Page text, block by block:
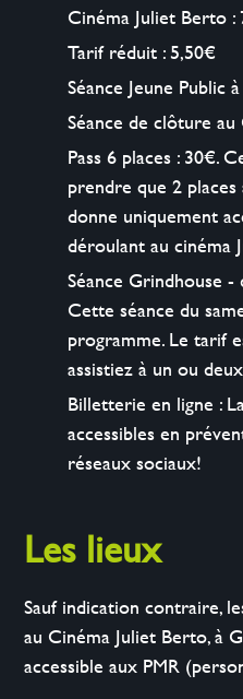
Cinéma Juliet Berto :
Tarif réduit : 5,50€
Séance Jeune Public
Séance de clôture
Pass 6 places : 30€.
prendre que 2
donne uniquement
déroulant au cinéma
Séance Grindhouse
Cette séance du
programme. Le tarif
assistiez à un ou
Billetterie en ligne :
accessibles en
réseaux sociaux!
Les lieux
Sauf indication contraire,
au Cinéma Juliet Berto, à
accessible aux PMR